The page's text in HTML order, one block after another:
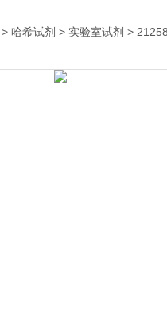
> 哈希试剂 > 实验室试剂 >